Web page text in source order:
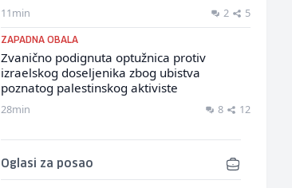
11min 2 5
ZAPADNA OBALA
Zvanično podignuta optužnica protiv
izraelskog doseljenika zbog ubistva
poznatog palestinskog aktiviste
28min 8 12
Oglasi za posao